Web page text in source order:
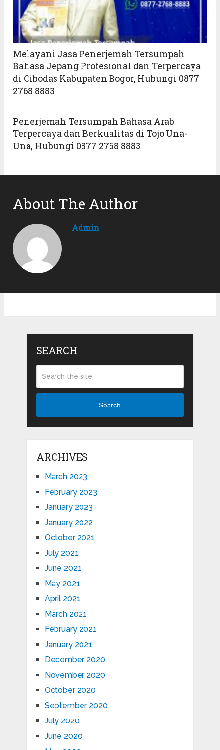
Melayani Jasa Penerjemah Tersumpah
Bahasa Jepang Profesional dan Terpercaya
di Cibodas Kabupaten Bogor, Hubungi 0877
2768 8883
Penerjemah Tersumpah Bahasa Arab
Terpercaya dan Berkualitas di Tojo Una-
Una, Hubungi 0877 2768 8883
About The Author
Admin
SEARCH
Search
ARCHIVES
March 2023
February 2023
January 2023
January 2022
October 2021
July 2021
June 2021
May 2021
April 2021
March 2021
February 2021
January 2021
December 2020
November 2020
October 2020
September 2020
July 2020
June 2020